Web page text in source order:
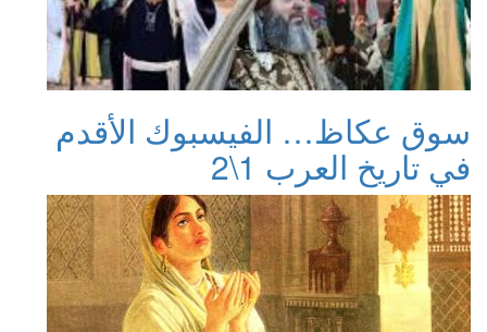
سوق عكاظ… الفيسبوك الأقدم
في تاريخ العرب 1\2